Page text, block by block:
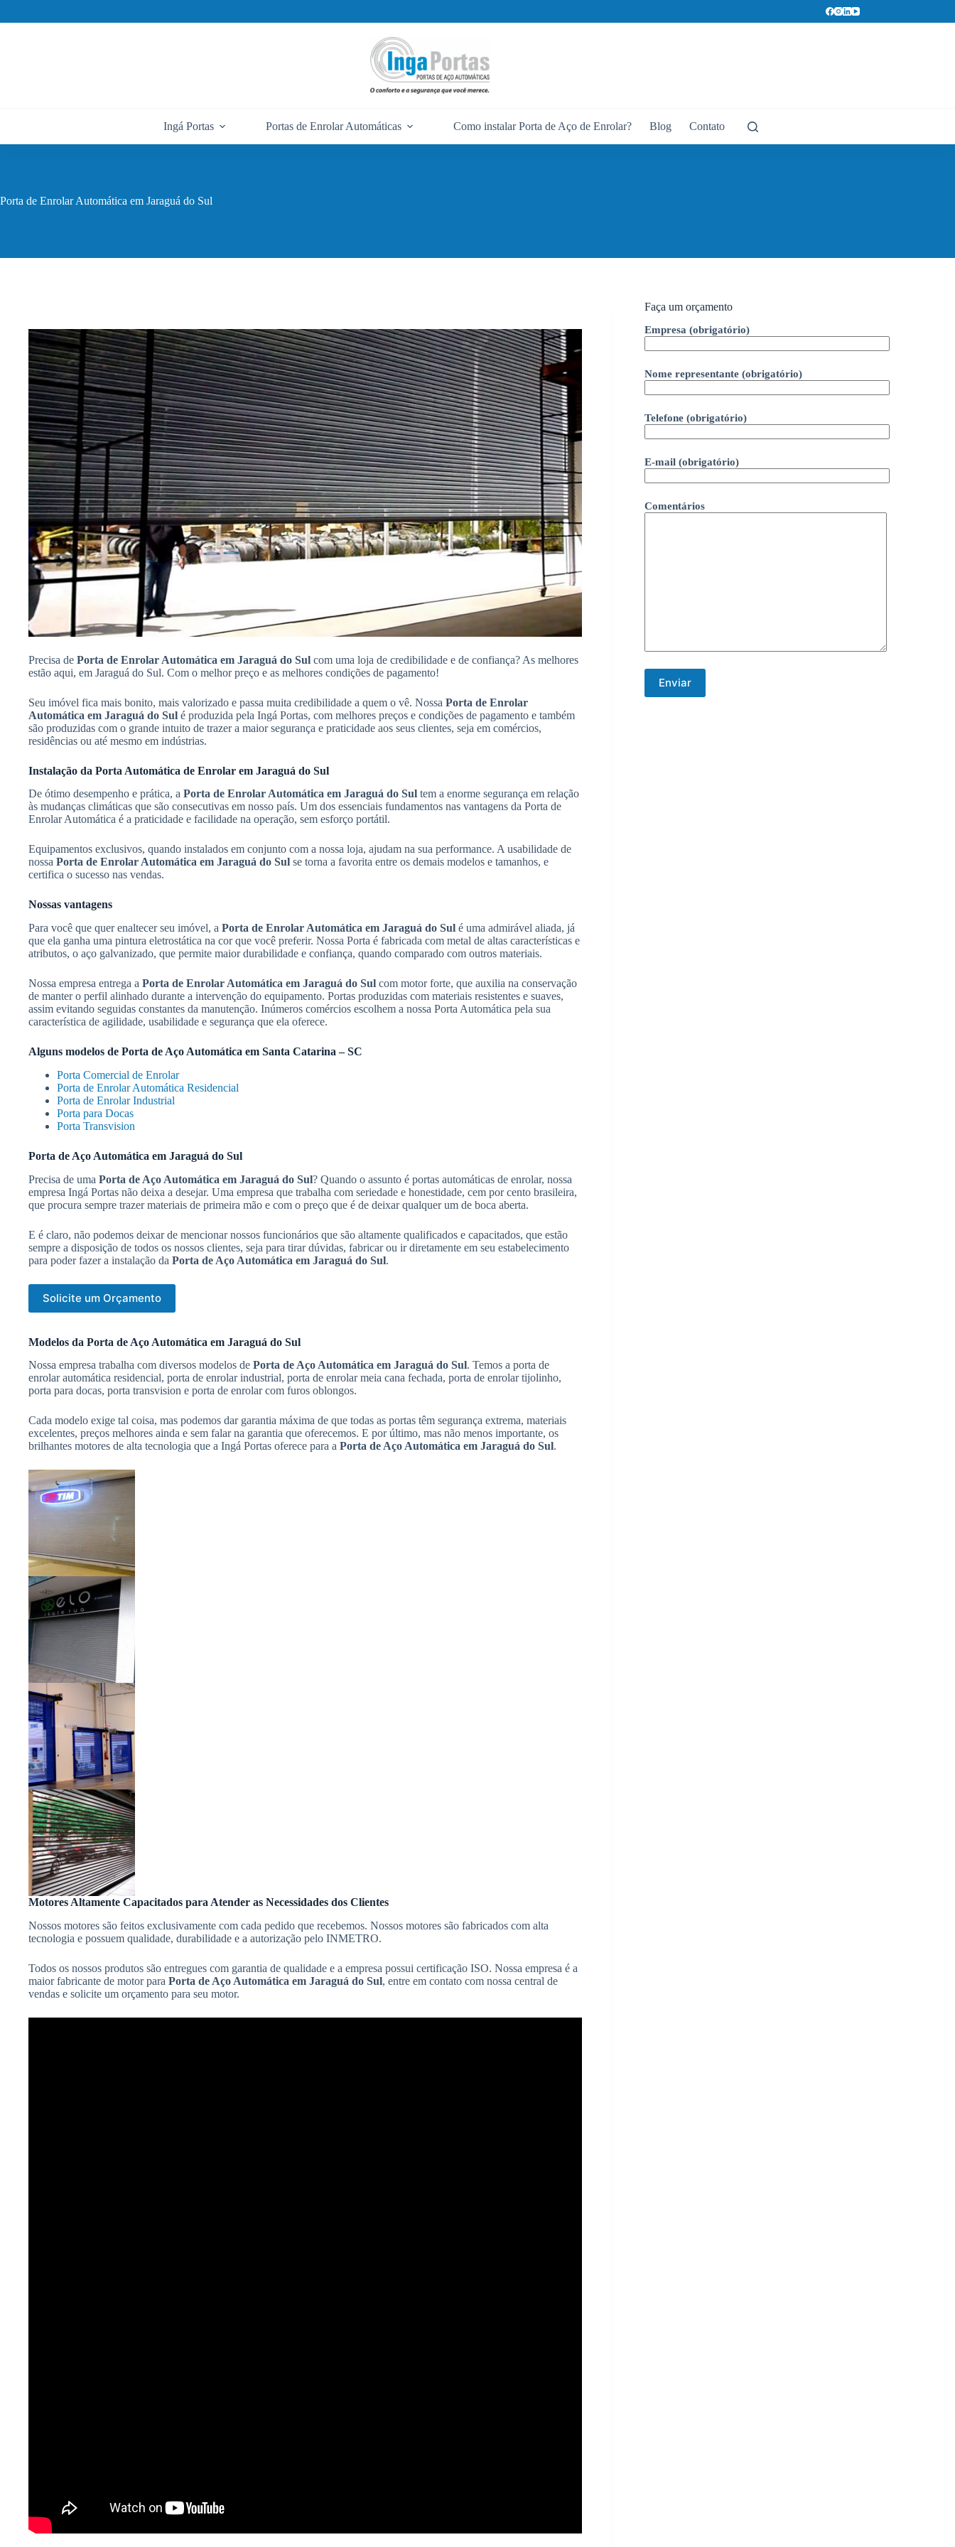
Ingá Portas Portas de Enrolar Automáticas Como instalar Porta de Aço de Enrolar? Blog Contato
Porta de Enrolar Automática em Jaraguá do Sul
Precisa de Porta de Enrolar Automática em Jaraguá do Sul com uma loja de credibilidade e de confiança? As melhores
estão aqui, em Jaraguá do Sul. Com o melhor preço e as melhores condições de pagamento!
Seu imóvel fica mais bonito, mais valorizado e passa muita credibilidade a quem o vê. Nossa Porta de Enrolar
Automática em Jaraguá do Sul é produzida pela Ingá Portas, com melhores preços e condições de pagamento e também
são produzidas com o grande intuito de trazer a maior segurança e praticidade aos seus clientes, seja em comércios,
residências ou até mesmo em indústrias.
Instalação da Porta Automática de Enrolar em Jaraguá do Sul
De ótimo desempenho e prática, a Porta de Enrolar Automática em Jaraguá do Sul tem a enorme segurança em relação
às mudanças climáticas que são consecutivas em nosso país. Um dos essenciais fundamentos nas vantagens da Porta de
Enrolar Automática é a praticidade e facilidade na operação, sem esforço portátil.
Equipamentos exclusivos, quando instalados em conjunto com a nossa loja, ajudam na sua performance. A usabilidade de
nossa Porta de Enrolar Automática em Jaraguá do Sul se torna a favorita entre os demais modelos e tamanhos, e
certifica o sucesso nas vendas.
Nossas vantagens
Para você que quer enaltecer seu imóvel, a Porta de Enrolar Automática em Jaraguá do Sul é uma admirável aliada, já
que ela ganha uma pintura eletrostática na cor que você preferir. Nossa Porta é fabricada com metal de altas características e
atributos, o aço galvanizado, que permite maior durabilidade e confiança, quando comparado com outros materiais.
Nossa empresa entrega a Porta de Enrolar Automática em Jaraguá do Sul com motor forte, que auxilia na conservação
de manter o perfil alinhado durante a intervenção do equipamento. Portas produzidas com materiais resistentes e suaves,
assim evitando seguidas constantes da manutenção. Inúmeros comércios escolhem a nossa Porta Automática pela sua
característica de agilidade, usabilidade e segurança que ela oferece.
Alguns modelos de Porta de Aço Automática em Santa Catarina – SC
Porta Comercial de Enrolar
Porta de Enrolar Automática Residencial
Porta de Enrolar Industrial
Porta para Docas
Porta Transvision
Porta de Aço Automática em Jaraguá do Sul
Precisa de uma Porta de Aço Automática em Jaraguá do Sul? Quando o assunto é portas automáticas de enrolar, nossa
empresa Ingá Portas não deixa a desejar. Uma empresa que trabalha com seriedade e honestidade, cem por cento brasileira,
que procura sempre trazer materiais de primeira mão e com o preço que é de deixar qualquer um de boca aberta.
E é claro, não podemos deixar de mencionar nossos funcionários que são altamente qualificados e capacitados, que estão
sempre a disposição de todos os nossos clientes, seja para tirar dúvidas, fabricar ou ir diretamente em seu estabelecimento
para poder fazer a instalação da Porta de Aço Automática em Jaraguá do Sul.
Solicite um Orçamento
Modelos da Porta de Aço Automática em Jaraguá do Sul
Nossa empresa trabalha com diversos modelos de Porta de Aço Automática em Jaraguá do Sul. Temos a porta de
enrolar automática residencial, porta de enrolar industrial, porta de enrolar meia cana fechada, porta de enrolar tijolinho,
porta para docas, porta transvision e porta de enrolar com furos oblongos.
Cada modelo exige tal coisa, mas podemos dar garantia máxima de que todas as portas têm segurança extrema, materiais
excelentes, preços melhores ainda e sem falar na garantia que oferecemos. E por último, mas não menos importante, os
brilhantes motores de alta tecnologia que a Ingá Portas oferece para a Porta de Aço Automática em Jaraguá do Sul.
Motores Altamente Capacitados para Atender as Necessidades dos Clientes
Nossos motores são feitos exclusivamente com cada pedido que recebemos. Nossos motores são fabricados com alta
tecnologia e possuem qualidade, durabilidade e a autorização pelo INMETRO.
Todos os nossos produtos são entregues com garantia de qualidade e a empresa possui certificação ISO. Nossa empresa é a
maior fabricante de motor para Porta de Aço Automática em Jaraguá do Sul, entre em contato com nossa central de
vendas e solicite um orçamento para seu motor.
Faça um orçamento
Empresa (obrigatório)
Nome representante (obrigatório)
Telefone (obrigatório)
E-mail (obrigatório)
Comentários